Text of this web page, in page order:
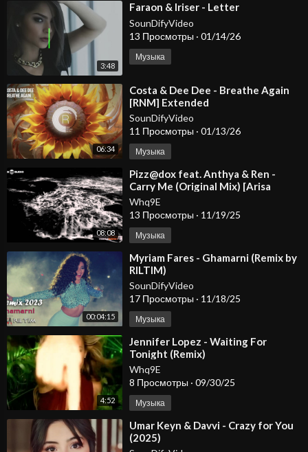
3:48
⁣Faraon & Iriser - Letter
SounDifyVideo
13 Просмотры · 01/14/26
Музыка
06:34
⁣Costa & Dee Dee - Breathe Again
[RNM] Extended
SounDifyVideo
11 Просмотры · 01/13/26
Музыка
08:08
⁣Pizz@dox feat. Anthya & Ren -
Carry Me (Original Mix) [Arisa
Audio]
Whq9E
13 Просмотры · 11/19/25
Музыка
00:04:15
⁣Myriam Fares - Ghamarni (Remix by
RILTIM)
SounDifyVideo
17 Просмотры · 11/18/25
Музыка
4:52
⁣Jennifer Lopez - Waiting For
Tonight (Remix)
Whq9E
8 Просмотры · 09/30/25
Музыка
⁣Umar Keyn & Davvi - Crazy for You
(2025)